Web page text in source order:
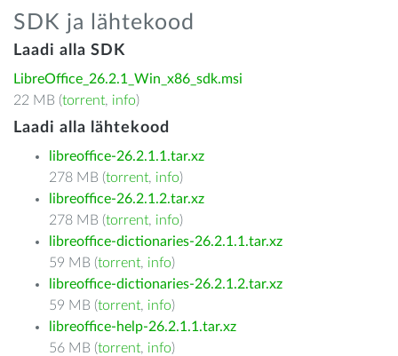
SDK ja lähtekood
Laadi alla SDK
LibreOffice_26.2.1_Win_x86_sdk.msi
22 MB (torrent, info)
Laadi alla lähtekood
libreoffice-26.2.1.1.tar.xz
278 MB (torrent, info)
libreoffice-26.2.1.2.tar.xz
278 MB (torrent, info)
libreoffice-dictionaries-26.2.1.1.tar.xz
59 MB (torrent, info)
libreoffice-dictionaries-26.2.1.2.tar.xz
59 MB (torrent, info)
libreoffice-help-26.2.1.1.tar.xz
56 MB (torrent, info)